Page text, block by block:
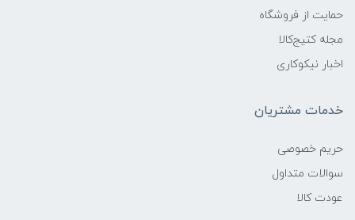
حمایت از فروشگاه
مجله کتیج‌کالا
اخبار نیکوکاری
خدمات مشتریان
حریم خصوصی
سوالات متداول
عودت کالا